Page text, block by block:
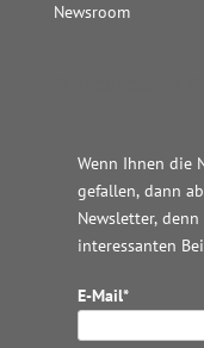
Newsroom
Wenn Ihnen die
gefallen, dann
Newsletter,
interessanten
E-Mail*